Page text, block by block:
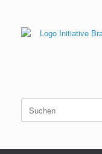
springen
Suchen
nach: